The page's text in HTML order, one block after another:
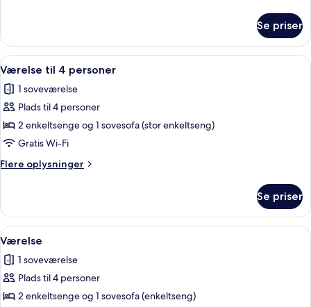
Se priser
Indlæs
alle
billeder
af
Værelse
til
4
personer
Et soveværelse med køjeseng,
8
Værelse til 4 personer
1 soveværelse
Plads til 4 personer
2 enkeltsenge og 1 sovesofa (stor enkeltseng)
Gratis Wi-Fi
Flere oplysninger
Flere
til
4
personer
Se priser
Indlæs
alle
billeder
af
Værelse
Et soveværelse med køjeseng,
8
Værelse
1 soveværelse
Plads til 4 personer
2 enkeltsenge og 1 sovesofa (enkeltseng)